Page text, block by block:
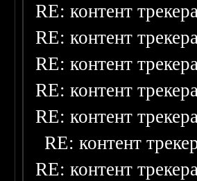
RE: контент
RE: контент
RE: контент
RE: контент
RE: контент
RE: контент
RE: контент